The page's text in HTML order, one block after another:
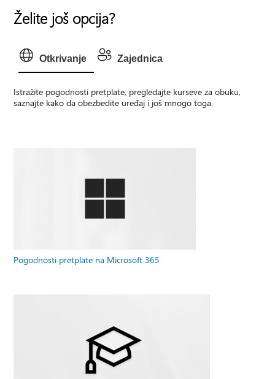
Želite još opcija?
Otkrivanje Zajednica
Istražite pogodnosti pretplate, pregledajte kurseve za obuku,
saznajte kako da obezbedite uređaj i još mnogo toga.
Pogodnosti pretplate na Microsoft 365